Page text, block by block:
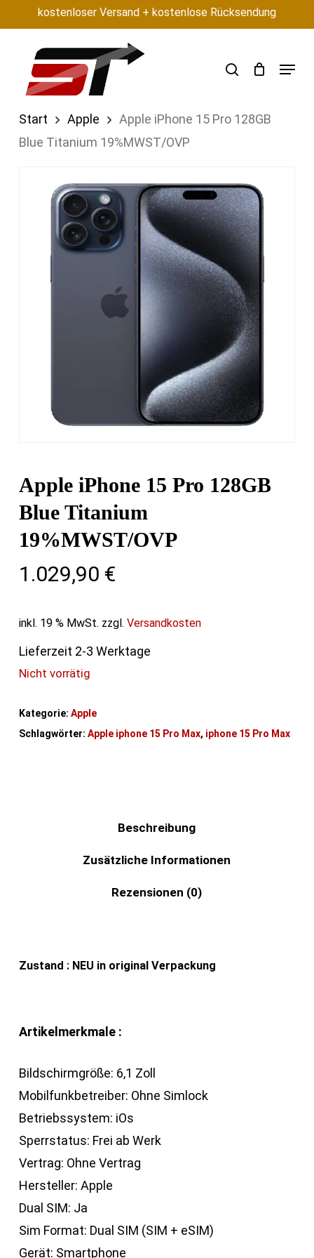
to
content
kostenloser Versand + kostenlose Rücksendung
search Menu
Start Apple
Apple iPhone 15 Pro 128GB
Blue Titanium 19%MWST/OVP
Apple iPhone 15 Pro 128GB
Blue Titanium
19%MWST/OVP
1.029,90 €
inkl. 19 % MwSt. zzgl. Versandkosten
Lieferzeit 2-3 Werktage
Nicht vorrätig
Kategorie: Apple
Schlagwörter: Apple iphone 15 Pro Max, iphone 15 Pro Max
Beschreibung
Zusätzliche Informationen
Rezensionen (0)
Zustand : NEU in original Verpackung
Artikelmerkmale :
Bildschirmgröße: 6,1 Zoll
Mobilfunkbetreiber: Ohne Simlock
Betriebssystem: iOs
Sperrstatus: Frei ab Werk
Vertrag: Ohne Vertrag
Hersteller: Apple
Dual SIM: Ja
Sim Format: Dual SIM (SIM + eSIM)
Gerät: Smartphone